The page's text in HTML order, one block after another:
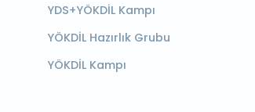
YDS+YÖKDİL Kampı
YÖKDİL Hazırlık Grubu
YÖKDİL Kampı